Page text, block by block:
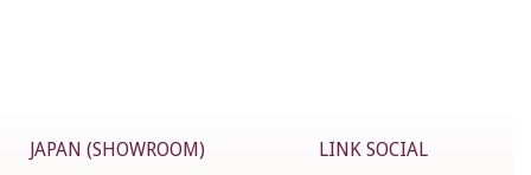
JAPAN (SHOWROOM) LINK SOCIAL